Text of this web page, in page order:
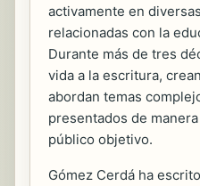
activamente en
relacionadas con la
Durante más de tres
vida a la escritura,
abordan temas
presentados de
público objetivo.
Gómez Cerdá ha